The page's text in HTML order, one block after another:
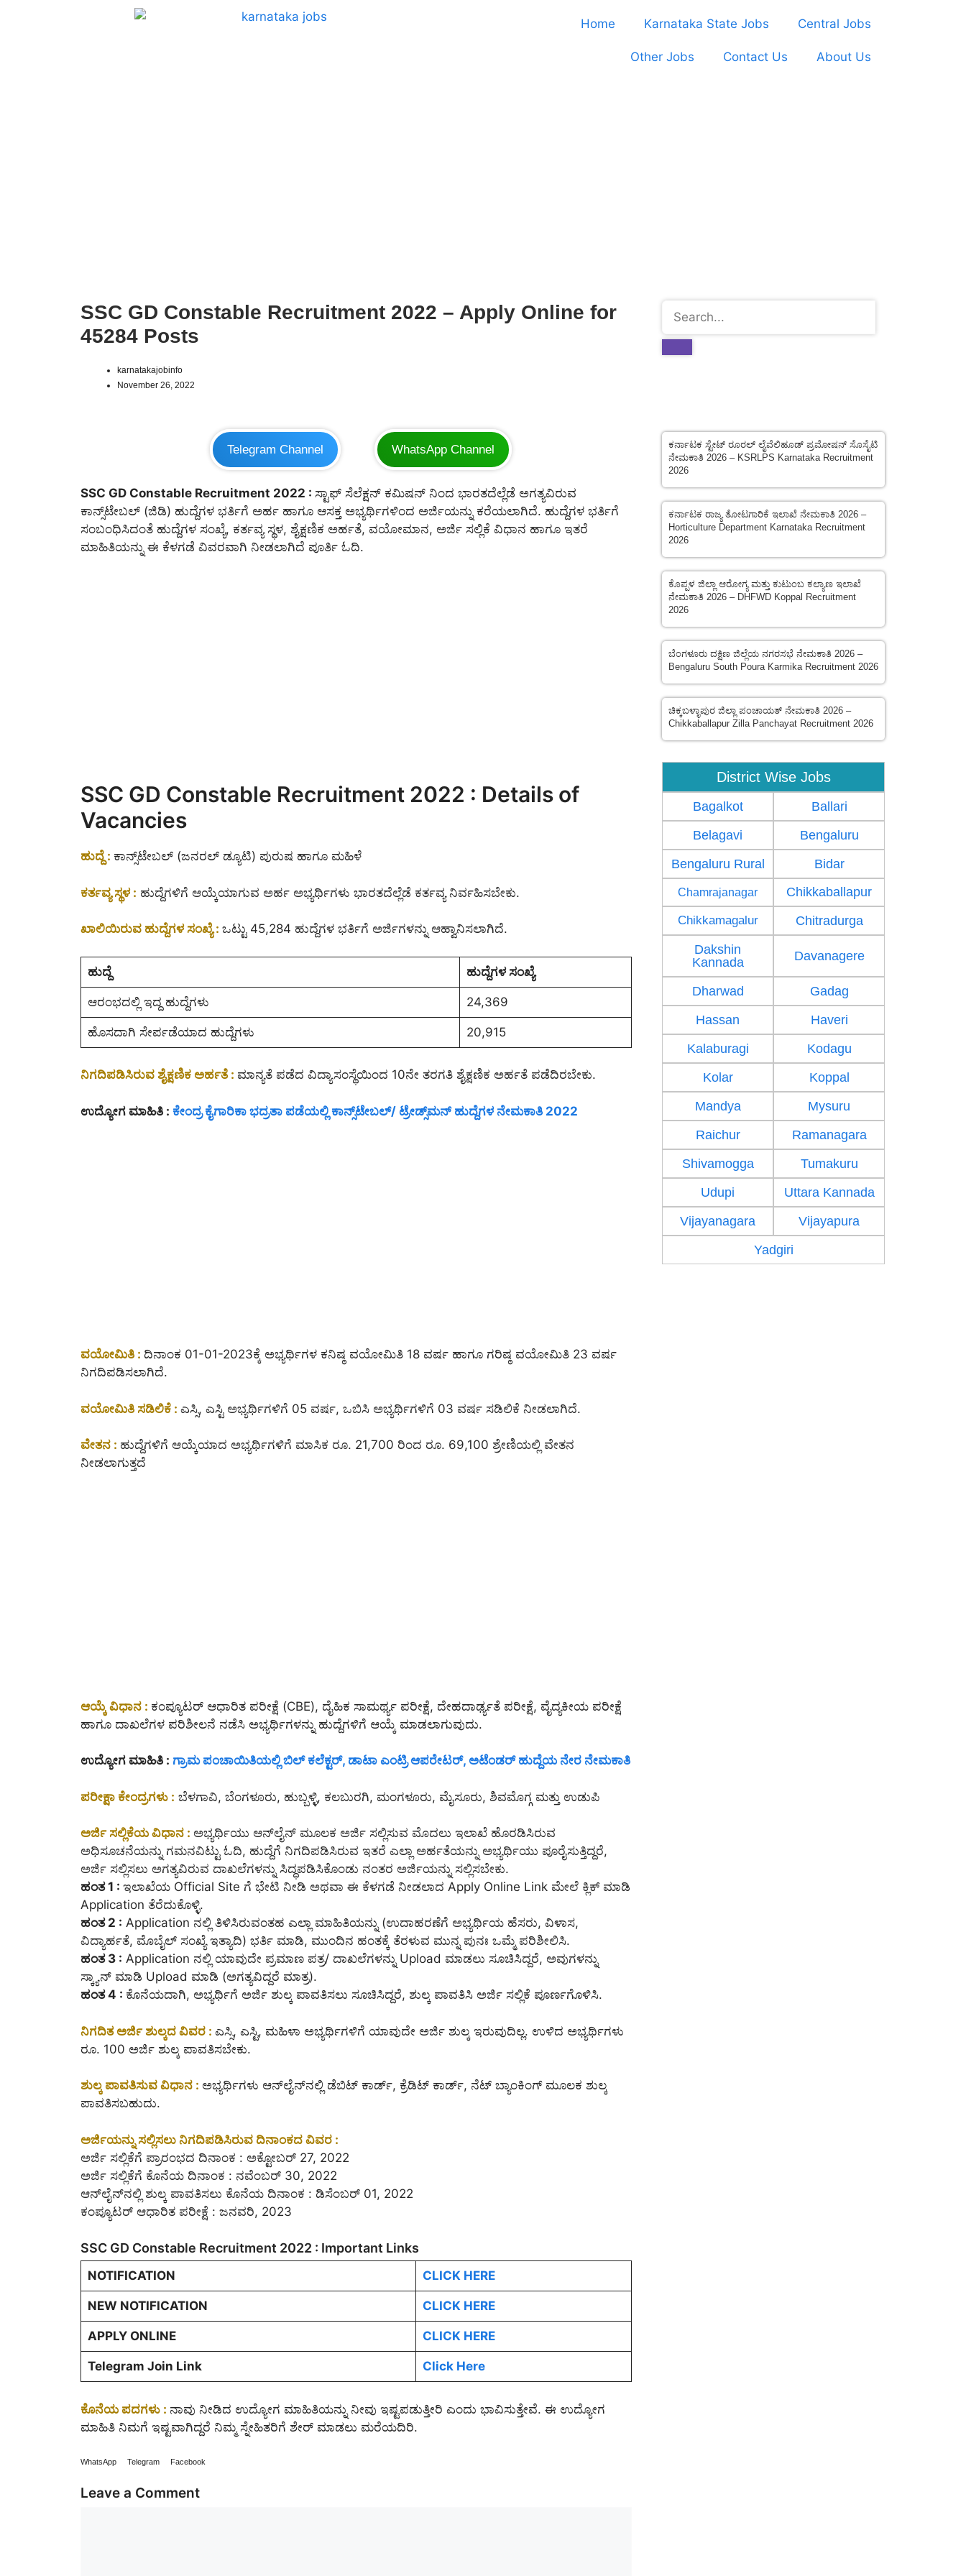
Home Karnataka State Jobs Central Jobs
Other Jobs Contact Us About Us
SSC GD Constable Recruitment 2022 – Apply Online for
45284 Posts
karnatakajobinfo
November 26, 2022
Telegram Channel WhatsApp Channel
SSC GD Constable Recruitment 2022 : ಸ್ಟಾಫ್ ಸೆಲೆಕ್ಷನ್ ಕಮಿಷನ್ ನಿಂದ ಭಾರತದೆಲ್ಲೆಡೆ ಅಗತ್ಯವಿರುವ
ಕಾನ್ಸ್‌ಟೇಬಲ್‌ (ಜಿಡಿ) ಹುದ್ದೆಗಳ ಭರ್ತಿಗೆ ಅರ್ಹ ಹಾಗೂ ಆಸಕ್ತ ಅಭ್ಯರ್ಥಿಗಳಿಂದ ಅರ್ಜಿಯನ್ನು ಕರೆಯಲಾಗಿದೆ. ಹುದ್ದೆಗಳ ಭರ್ತಿಗೆ
ಸಂಬಂಧಿಸಿದಂತೆ ಹುದ್ದೆಗಳ ಸಂಖ್ಯೆ, ಕರ್ತವ್ಯ ಸ್ಥಳ, ಶೈಕ್ಷಣಿಕ ಅರ್ಹತೆ, ವಯೋಮಾನ, ಅರ್ಜಿ ಸಲ್ಲಿಕೆ ವಿಧಾನ ಹಾಗೂ ಇತರೆ
ಮಾಹಿತಿಯನ್ನು ಈ ಕೆಳಗಡೆ ವಿವರವಾಗಿ ನೀಡಲಾಗಿದೆ ಪೂರ್ತಿ ಓದಿ.
SSC GD Constable Recruitment 2022 : Details of
Vacancies
ಹುದ್ದೆ : ಕಾನ್ಸ್‌ಟೇಬಲ್‌ (ಜನರಲ್ ಡ್ಯೂಟಿ) ಪುರುಷ ಹಾಗೂ ಮಹಿಳೆ
ಕರ್ತವ್ಯ ಸ್ಥಳ : ಹುದ್ದೆಗಳಿಗೆ ಆಯ್ಕೆಯಾಗುವ ಅರ್ಹ ಅಭ್ಯರ್ಥಿಗಳು ಭಾರತದೆಲ್ಲೆಡೆ ಕರ್ತವ್ಯ ನಿರ್ವಹಿಸಬೇಕು.
ಖಾಲಿಯಿರುವ ಹುದ್ದೆಗಳ ಸಂಖ್ಯೆ : ಒಟ್ಟು 45,284 ಹುದ್ದೆಗಳ ಭರ್ತಿಗೆ ಅರ್ಜಿಗಳನ್ನು ಆಹ್ವಾನಿಸಲಾಗಿದೆ.
ಹುದ್ದೆ ಹುದ್ದೆಗಳ ಸಂಖ್ಯೆ
ಆರಂಭದಲ್ಲಿ ಇದ್ದ ಹುದ್ದೆಗಳು 24,369
ಹೊಸದಾಗಿ ಸೇರ್ಪಡೆಯಾದ ಹುದ್ದೆಗಳು 20,915
ನಿಗದಿಪಡಿಸಿರುವ ಶೈಕ್ಷಣಿಕ ಅರ್ಹತೆ : ಮಾನ್ಯತೆ ಪಡೆದ ವಿದ್ಯಾಸಂಸ್ಥೆಯಿಂದ 10ನೇ ತರಗತಿ ಶೈಕ್ಷಣಿಕ ಅರ್ಹತೆ ಪಡೆದಿರಬೇಕು.
ಉದ್ಯೋಗ ಮಾಹಿತಿ : ಕೇಂದ್ರ ಕೈಗಾರಿಕಾ ಭದ್ರತಾ ಪಡೆಯಲ್ಲಿ ಕಾನ್ಸ್‌ಟೇಬಲ್‌/ ಟ್ರೇಡ್ಸ್‌ಮನ್ ಹುದ್ದೆಗಳ ನೇಮಕಾತಿ 2022
ವಯೋಮಿತಿ : ದಿನಾಂಕ 01-01-2023ಕ್ಕೆ ಅಭ್ಯರ್ಥಿಗಳ ಕನಿಷ್ಠ ವಯೋಮಿತಿ 18 ವರ್ಷ ಹಾಗೂ ಗರಿಷ್ಠ ವಯೋಮಿತಿ 23 ವರ್ಷ
ನಿಗದಿಪಡಿಸಲಾಗಿದೆ.
ವಯೋಮಿತಿ ಸಡಿಲಿಕೆ : ಎಸ್ಸಿ, ಎಸ್ಟಿ ಅಭ್ಯರ್ಥಿಗಳಿಗೆ 05 ವರ್ಷ, ಒಬಿಸಿ ಅಭ್ಯರ್ಥಿಗಳಿಗೆ 03 ವರ್ಷ ಸಡಿಲಿಕೆ ನೀಡಲಾಗಿದೆ.
ವೇತನ : ಹುದ್ದೆಗಳಿಗೆ ಆಯ್ಕೆಯಾದ ಅಭ್ಯರ್ಥಿಗಳಿಗೆ ಮಾಸಿಕ ರೂ. 21,700 ರಿಂದ ರೂ. 69,100 ಶ್ರೇಣಿಯಲ್ಲಿ ವೇತನ
ನೀಡಲಾಗುತ್ತದೆ
ಆಯ್ಕೆ ವಿಧಾನ : ಕಂಪ್ಯೂಟರ್ ಆಧಾರಿತ ಪರೀಕ್ಷೆ (CBE), ದೈಹಿಕ ಸಾಮರ್ಥ್ಯ ಪರೀಕ್ಷೆ, ದೇಹದಾರ್ಢ್ಯತೆ ಪರೀಕ್ಷೆ, ವೈದ್ಯಕೀಯ ಪರೀಕ್ಷೆ
ಹಾಗೂ ದಾಖಲೆಗಳ ಪರಿಶೀಲನೆ ನಡೆಸಿ ಅಭ್ಯರ್ಥಿಗಳನ್ನು ಹುದ್ದೆಗಳಿಗೆ ಆಯ್ಕೆ ಮಾಡಲಾಗುವುದು.
ಉದ್ಯೋಗ ಮಾಹಿತಿ : ಗ್ರಾಮಪಂಚಾಯಿತಿಯಲ್ಲಿ ಬಿಲ್ ಕಲೆಕ್ಟರ್, ಡಾಟಾ ಎಂಟ್ರಿ ಆಪರೇಟರ್, ಅಟೆಂಡರ್ ಹುದ್ದೆಯ ನೇರ ನೇಮಕಾತಿ
ಪರೀಕ್ಷಾ ಕೇಂದ್ರಗಳು : ಬೆಳಗಾವಿ, ಬೆಂಗಳೂರು, ಹುಬ್ಬಳ್ಳಿ, ಕಲಬುರಗಿ, ಮಂಗಳೂರು, ಮೈಸೂರು, ಶಿವಮೊಗ್ಗ ಮತ್ತು ಉಡುಪಿ
ಅರ್ಜಿ ಸಲ್ಲಿಕೆಯ ವಿಧಾನ : ಅಭ್ಯರ್ಥಿಯು ಆನ್‌ಲೈನ್‌ ಮೂಲಕ ಅರ್ಜಿ ಸಲ್ಲಿಸುವ ಮೊದಲು ಇಲಾಖೆ ಹೊರಡಿಸಿರುವ
ಅಧಿಸೂಚನೆಯನ್ನು ಗಮನವಿಟ್ಟು ಓದಿ, ಹುದ್ದೆಗೆ ನಿಗದಿಪಡಿಸಿರುವ ಇತರೆ ಎಲ್ಲಾ ಅರ್ಹತೆಯನ್ನು ಅಭ್ಯರ್ಥಿಯು ಪೂರೈಸುತ್ತಿದ್ದರೆ,
ಅರ್ಜಿ ಸಲ್ಲಿಸಲು ಅಗತ್ಯವಿರುವ ದಾಖಲೆಗಳನ್ನು ಸಿದ್ಧಪಡಿಸಿಕೊಂಡು ನಂತರ ಅರ್ಜಿಯನ್ನು ಸಲ್ಲಿಸಬೇಕು.
ಹಂತ 1 : ಇಲಾಖೆಯ Official Site ಗೆ ಭೇಟಿ ನೀಡಿ ಅಥವಾ ಈ ಕೆಳಗಡೆ ನೀಡಲಾದ Apply Online Link ಮೇಲೆ ಕ್ಲಿಕ್ ಮಾಡಿ
Application ತೆರೆದುಕೊಳ್ಳಿ.
ಹಂತ 2 : Application ನಲ್ಲಿ ತಿಳಿಸಿರುವಂತಹ ಎಲ್ಲಾ ಮಾಹಿತಿಯನ್ನು (ಉದಾಹರಣೆಗೆ ಅಭ್ಯರ್ಥಿಯ ಹೆಸರು, ವಿಳಾಸ,
ವಿದ್ಯಾರ್ಹತೆ, ಮೊಬೈಲ್ ಸಂಖ್ಯೆ ಇತ್ಯಾದಿ) ಭರ್ತಿ ಮಾಡಿ, ಮುಂದಿನ ಹಂತಕ್ಕೆ ತೆರಳುವ ಮುನ್ನ ಪುನಃ ಒಮ್ಮೆ ಪರಿಶೀಲಿಸಿ.
ಹಂತ 3 : Application ನಲ್ಲಿ ಯಾವುದೇ ಪ್ರಮಾಣ ಪತ್ರ/ ದಾಖಲೆಗಳನ್ನು Upload ಮಾಡಲು ಸೂಚಿಸಿದ್ದರೆ, ಅವುಗಳನ್ನು
ಸ್ಕ್ಯಾನ್ ಮಾಡಿ Upload ಮಾಡಿ (ಅಗತ್ಯವಿದ್ದರೆ ಮಾತ್ರ).
ಹಂತ 4 : ಕೊನೆಯದಾಗಿ, ಅಭ್ಯರ್ಥಿಗೆ ಅರ್ಜಿ ಶುಲ್ಕ ಪಾವತಿಸಲು ಸೂಚಿಸಿದ್ದರೆ, ಶುಲ್ಕ ಪಾವತಿಸಿ ಅರ್ಜಿ ಸಲ್ಲಿಕೆ ಪೂರ್ಣಗೊಳಿಸಿ.
ನಿಗದಿತ ಅರ್ಜಿ ಶುಲ್ಕದ ವಿವರ : ಎಸ್ಸಿ, ಎಸ್ಟಿ, ಮಹಿಳಾ ಅಭ್ಯರ್ಥಿಗಳಿಗೆ ಯಾವುದೇ ಅರ್ಜಿ ಶುಲ್ಕ ಇರುವುದಿಲ್ಲ. ಉಳಿದ ಅಭ್ಯರ್ಥಿಗಳು
ರೂ. 100 ಅರ್ಜಿ ಶುಲ್ಕ ಪಾವತಿಸಬೇಕು.
ಶುಲ್ಕ ಪಾವತಿಸುವ ವಿಧಾನ : ಅಭ್ಯರ್ಥಿಗಳು ಆನ್‌ಲೈನ್‌ನಲ್ಲಿ ಡೆಬಿಟ್ ಕಾರ್ಡ್, ಕ್ರೆಡಿಟ್ ಕಾರ್ಡ್, ನೆಟ್ ಬ್ಯಾಂಕಿಂಗ್ ಮೂಲಕ ಶುಲ್ಕ
ಪಾವತಿಸಬಹುದು.
ಅರ್ಜಿಯನ್ನು ಸಲ್ಲಿಸಲು ನಿಗದಿಪಡಿಸಿರುವ ದಿನಾಂಕದ ವಿವರ :
ಅರ್ಜಿ ಸಲ್ಲಿಕೆಗೆ ಪ್ರಾರಂಭದ ದಿನಾಂಕ : ಅಕ್ಟೋಬರ್ 27, 2022
ಅರ್ಜಿ ಸಲ್ಲಿಕೆಗೆ ಕೊನೆಯ ದಿನಾಂಕ : ನವೆಂಬರ್ 30, 2022
ಆನ್‌ಲೈನ್‌ನಲ್ಲಿ ಶುಲ್ಕ ಪಾವತಿಸಲು ಕೊನೆಯ ದಿನಾಂಕ : ಡಿಸೆಂಬರ್ 01, 2022
ಕಂಪ್ಯೂಟರ್ ಆಧಾರಿತ ಪರೀಕ್ಷೆ : ಜನವರಿ, 2023
SSC GD Constable Recruitment 2022 : Important Links
NOTIFICATION CLICK HERE
NEW NOTIFICATION CLICK HERE
APPLY ONLINE CLICK HERE
Telegram Join Link Click Here
ಕೊನೆಯ ಪದಗಳು : ನಾವು ನೀಡಿದ ಉದ್ಯೋಗ ಮಾಹಿತಿಯನ್ನು ನೀವು ಇಷ್ಟಪಡುತ್ತೀರಿ ಎಂದು ಭಾವಿಸುತ್ತೇವೆ. ಈ ಉದ್ಯೋಗ
ಮಾಹಿತಿ ನಿಮಗೆ ಇಷ್ಟವಾಗಿದ್ದರೆ ನಿಮ್ಮ ಸ್ನೇಹಿತರಿಗೆ ಶೇರ್ ಮಾಡಲು ಮರೆಯದಿರಿ.
WhatsApp Telegram Facebook
Leave a Comment
ಕರ್ನಾಟಕ ಸ್ಟೇಟ್ ರೂರಲ್ ಲೈವೆಲಿಹೂಡ್ ಪ್ರಮೋಷನ್ ಸೊಸೈಟಿ
ನೇಮಕಾತಿ 2026 – KSRLPS Karnataka Recruitment
2026
ಕರ್ನಾಟಕ ರಾಜ್ಯ ತೋಟಗಾರಿಕೆ ಇಲಾಖೆ ನೇಮಕಾತಿ 2026 –
Horticulture Department Karnataka Recruitment
2026
ಕೊಪ್ಪಳ ಜಿಲ್ಲಾ ಆರೋಗ್ಯ ಮತ್ತು ಕುಟುಂಬ ಕಲ್ಯಾಣ ಇಲಾಖೆ
ನೇಮಕಾತಿ 2026 – DHFWD Koppal Recruitment
2026
ಬೆಂಗಳೂರು ದಕ್ಷಿಣ ಜಿಲ್ಲೆಯ ನಗರಸಭೆ ನೇಮಕಾತಿ 2026 –
Bengaluru South Poura Karmika Recruitment 2026
ಚಿಕ್ಕಬಳ್ಳಾಪುರ ಜಿಲ್ಲಾ ಪಂಚಾಯತ್ ನೇಮಕಾತಿ 2026 –
Chikkaballapur Zilla Panchayat Recruitment 2026
District Wise Jobs
Bagalkot
Ballari
Belagavi
Bengaluru
Bengaluru Rural
Bidar
Chamrajanagar
Chikkaballapur
Chikkamagalur
Chitradurga
Dakshin
Kannada
Davanagere
Dharwad
Gadag
Hassan
Haveri
Kalaburagi
Kodagu
Kolar
Koppal
Mandya
Mysuru
Raichur
Ramanagara
Shivamogga
Tumakuru
Udupi
Uttara Kannada
Vijayanagara
Vijayapura
Yadgiri